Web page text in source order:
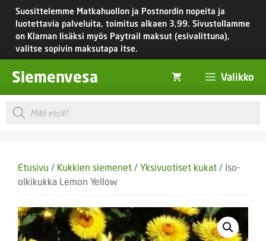
Siirry
sisältöön
Suosittelemme Matkahuollon ja Postnordin nopeita ja
luotettavia palveluita, toimitus alkaen 3,99. Sivustollamme
on Klarnan lisäksi myös Paytrail maksut (esivalittuna),
valitse sopivin maksutapa itse.
Siemenvesa Valikko
Products
search
Etusivu / Kukkien siemenet / Yksivuotiset kukat / Iso-
olkikukka Lemon Yellow